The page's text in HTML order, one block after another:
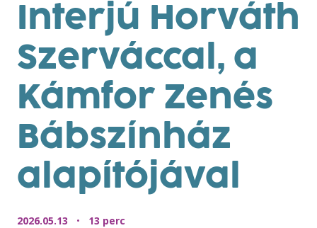
Interjú Horváth
Szerváccal, a
Kámfor Zenés
Bábszínház
alapítójával
2026.05.13 • 13 perc